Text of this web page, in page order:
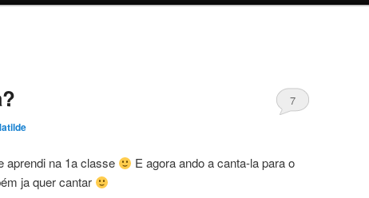
7
aprendi na 1a classe
E agora ando a canta-la para o
ja quer cantar